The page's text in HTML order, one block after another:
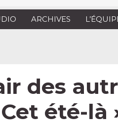
ARCHIVES
des
été-là